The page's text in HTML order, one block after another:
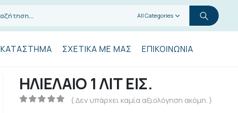
All Categories
ΚΑΤΆΣΤΗΜΑ ΣΧΕΤΙΚΆ ΜΕ ΜΑΣ ΕΠΙΚΟΙΝΩΝΊΑ
ΗΛΙΕΛΑΙΟ 1 ΛΙΤ ΕΙΣ.
( Δεν υπάρχει καμία αξιολόγηση ακόμη. )